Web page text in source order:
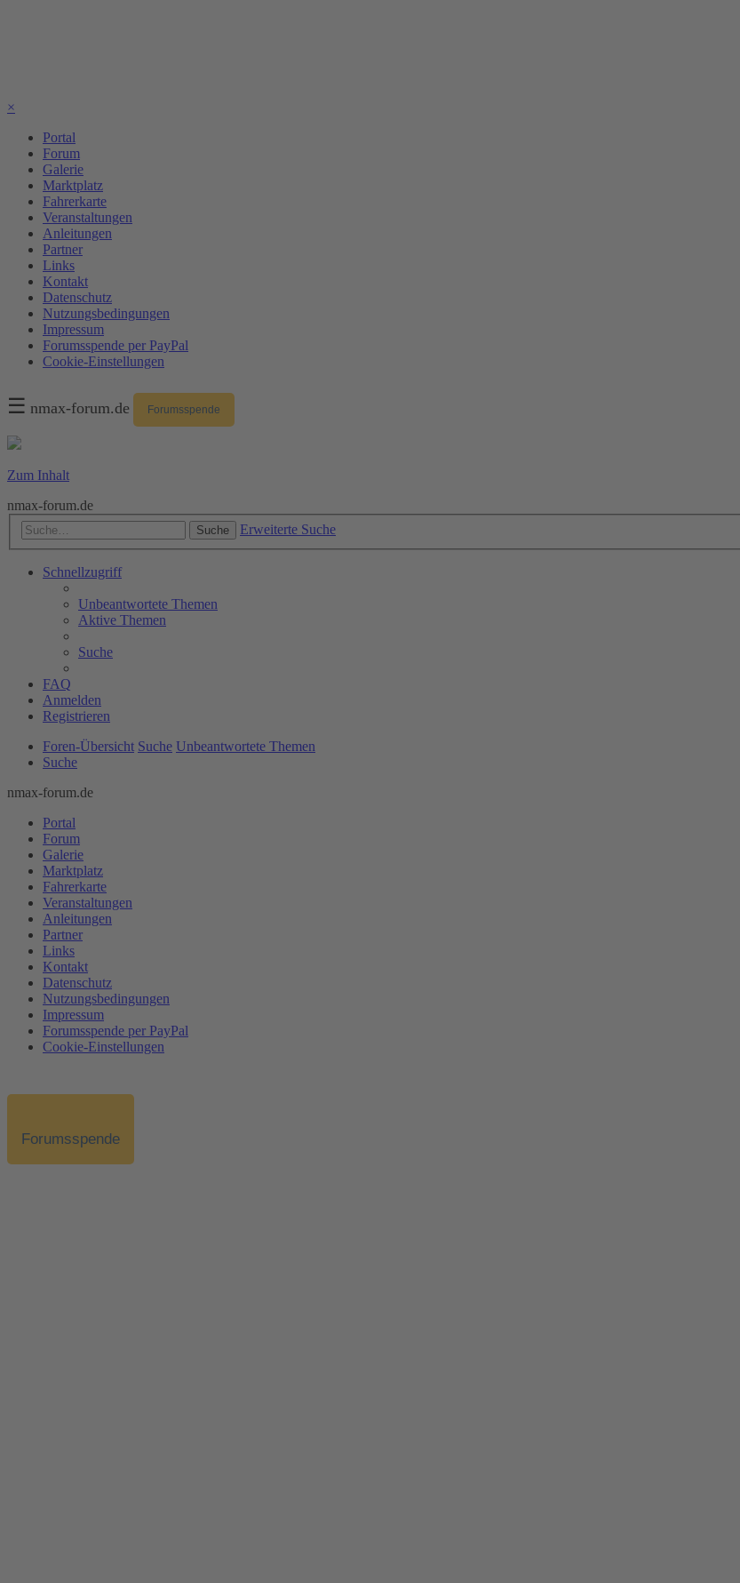
×
Portal
Forum
Galerie
Marktplatz
Fahrerkarte
Veranstaltungen
Anleitungen
Partner
Links
Kontakt
Datenschutz
Nutzungsbedingungen
Impressum
Forumsspende per PayPal
Cookie-Einstellungen
☰ nmax-forum.de Forumsspende
Zum Inhalt
nmax-forum.de
Suche Erweiterte Suche
Schnellzugriff
Unbeantwortete Themen
Aktive Themen
Suche
FAQ
Anmelden
Registrieren
Foren-Übersicht Suche Unbeantwortete Themen
Suche
nmax-forum.de
Portal
Forum
Galerie
Marktplatz
Fahrerkarte
Veranstaltungen
Anleitungen
Partner
Links
Kontakt
Datenschutz
Nutzungsbedingungen
Impressum
Forumsspende per PayPal
Cookie-Einstellungen
Forumsspende